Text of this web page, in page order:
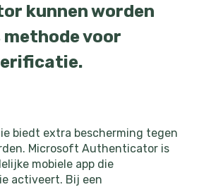
kunnen worden
voor
biedt extra bescherming tegen
Microsoft Authenticator is
mobiele app die
activeert. Bij een